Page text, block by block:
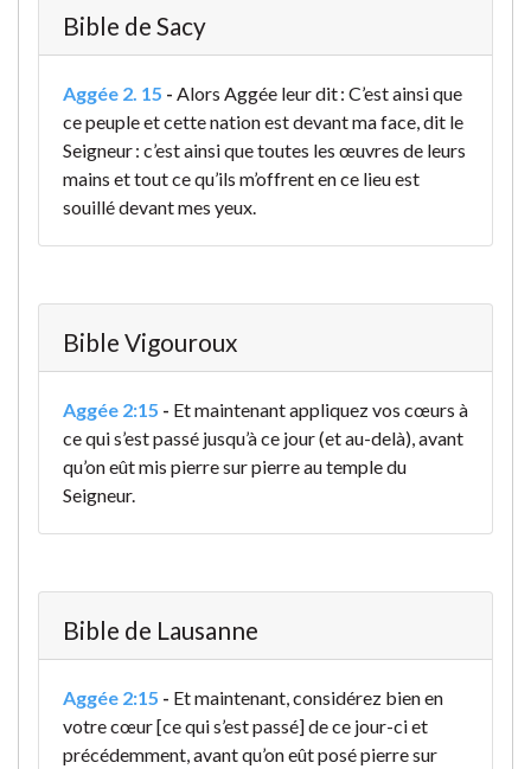
Bible de Sacy
Aggée 2. 15 - Alors Aggée leur dit : C’est ainsi que
ce peuple et cette nation est devant ma face, dit le
Seigneur : c’est ainsi que toutes les œuvres de leurs
mains et tout ce qu’ils m’offrent en ce lieu est
souillé devant mes yeux.
Bible Vigouroux
Aggée 2:15 - Et maintenant appliquez vos cœurs à
ce qui s’est passé jusqu’à ce jour (et au-delà), avant
qu’on eût mis pierre sur pierre au temple du
Seigneur.
Bible de Lausanne
Aggée 2:15 - Et maintenant, considérez bien en
votre cœur [ce qui s’est passé] de ce jour-ci et
précédemment, avant qu’on eût posé pierre sur